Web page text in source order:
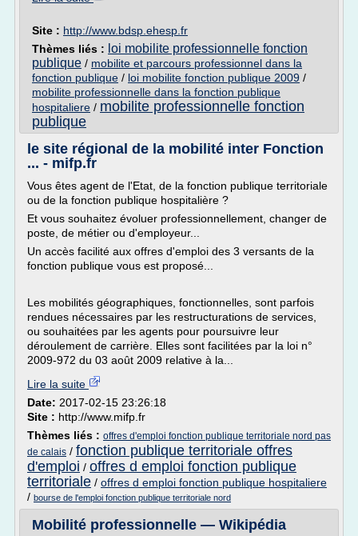
Site : http://www.bdsp.ehesp.fr
Thèmes liés : loi mobilite professionnelle fonction
publique / mobilite et parcours professionnel dans la
fonction publique / loi mobilite fonction publique 2009 /
mobilite professionnelle dans la fonction publique
hospitaliere / mobilite professionnelle fonction
publique
le site régional de la mobilité inter Fonction
... - mifp.fr
Vous êtes agent de l'Etat, de la fonction publique territoriale
ou de la fonction publique hospitalière ?
Et vous souhaitez évoluer professionnellement, changer de
poste, de métier ou d'employeur...
Un accès facilité aux offres d'emploi des 3 versants de la
fonction publique vous est proposé...
Les mobilités géographiques, fonctionnelles, sont parfois
rendues nécessaires par les restructurations de services,
ou souhaitées par les agents pour poursuivre leur
déroulement de carrière. Elles sont facilitées par la loi n°
2009-972 du 03 août 2009 relative à la...
Lire la suite
Date: 2017-02-15 23:26:18
Site : http://www.mifp.fr
Thèmes liés : offres d'emploi fonction publique territoriale nord pas
de calais / fonction publique territoriale offres
d'emploi / offres d emploi fonction publique
territoriale / offres d emploi fonction publique hospitaliere
/ bourse de l'emploi fonction publique territoriale nord
Mobilité professionnelle — Wikipédia